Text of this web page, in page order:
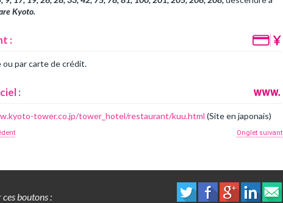
Kyoto.
:
ou par carte de crédit.
:
tower.co.jp/tower_hotel/restaurant/kuu.html(Site en japonais)
Onglet suivant
boutons :